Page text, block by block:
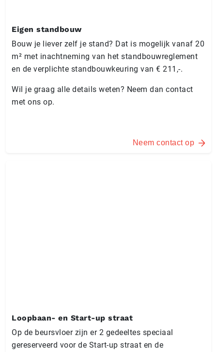
Eigen standbouw
Bouw je liever zelf je stand? Dat is mogelijk vanaf 20
m² met inachtneming van het standbouwreglement
en de verplichte standbouwkeuring van € 211,-.
Wil je graag alle details weten? Neem dan contact
met ons op.
Neem contact op
Loopbaan- en Start-up straat
Op de beursvloer zijn er 2 gedeeltes speciaal
gereserveerd voor de Start-up straat en de